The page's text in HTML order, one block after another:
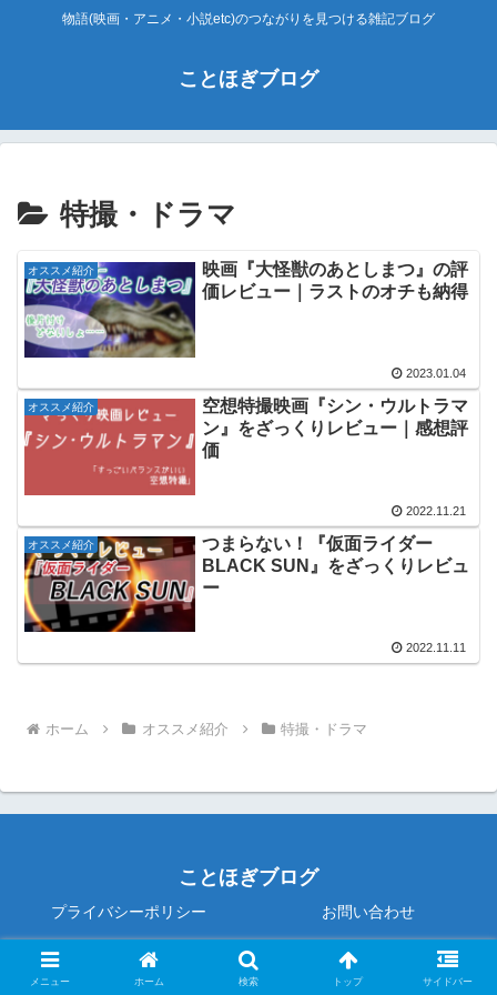
物語(映画・アニメ・小説etc)のつながりを見つける雑記ブログ
ことほぎブログ
特撮・ドラマ
オススメ紹介
映画『大怪獣のあとしまつ』の評
価レビュー｜ラストのオチも納得
2023.01.04
オススメ紹介
空想特撮映画『シン・ウルトラマ
ン』をざっくりレビュー｜感想評
価
2022.11.21
オススメ紹介
つまらない！『仮面ライダー
BLACK SUN』をざっくりレビュ
ー
2022.11.11
ホーム オススメ紹介 特撮・ドラマ
ことほぎブログ
プライバシーポリシー お問い合わせ
© 2020 ことほぎブログ.
メニュー ホーム 検索 トップ サイドバー